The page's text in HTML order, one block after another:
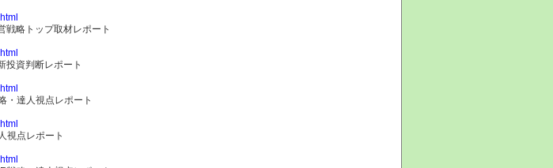
戦略トップ取材レポート
投資判断レポート
・達人視点レポート
視点レポート